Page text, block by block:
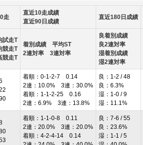
走
直近10走成績
直近90日成績
直近180日成績
試走T
競走T
競走T
着別成績 平均ST
2連対率 3連対率
良着別成績
良2連対率
湿着別成績
湿2連対率
着順：0-1-2-7 0.14
2連：10.0% 3連：30.0%
着順：1-1-2-25 0.16
2連：6.9% 3連：13.8%
良：1-2 / 48
良：6.3%
湿：1-0 / 9
湿：11.1%
着順：1-1-0-8 0.11
2連：20.0% 3連：20.0%
着順：4-2-4-14 0.14
良：7-6 / 55
良：23.6%
湿：1-1 / 5